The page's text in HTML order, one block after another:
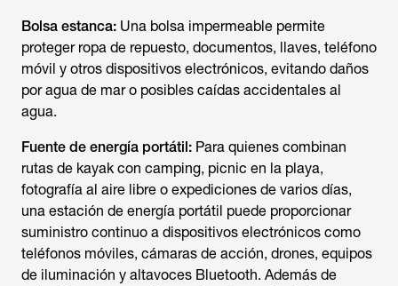
Bolsa estanca: Una bolsa impermeable permite
proteger ropa de repuesto, documentos, llaves, teléfono
móvil y otros dispositivos electrónicos, evitando daños
por agua de mar o posibles caídas accidentales al
agua.
Fuente de energía portátil: Para quienes combinan
rutas de kayak con camping, picnic en la playa,
fotografía al aire libre o expediciones de varios días,
una estación de energía portátil puede proporcionar
suministro continuo a dispositivos electrónicos como
teléfonos móviles, cámaras de acción, drones, equipos
de iluminación y altavoces Bluetooth. Además de